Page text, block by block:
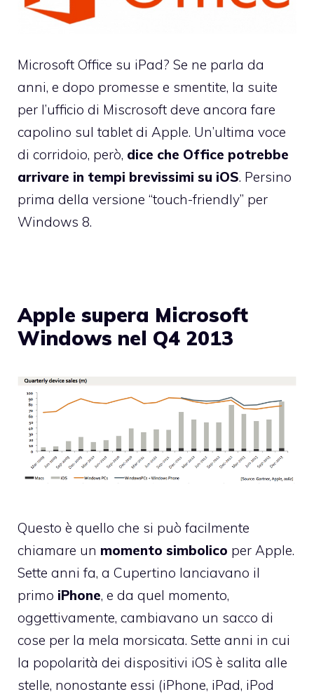
Microsoft Office su iPad? Se ne parla da
anni, e dopo promesse e smentite, la suite
per l’ufficio di Miscrosoft deve ancora fare
capolino sul tablet di Apple. Un’ultima voce
di corridoio, però, dice che Office potrebbe
arrivare in tempi brevissimi su iOS. Persino
prima della versione “touch-friendly” per
Windows 8.
Apple supera Microsoft
Windows nel Q4 2013
Questo è quello che si può facilmente
chiamare un momento simbolico per Apple.
Sette anni fa, a Cupertino lanciavano il
primo iPhone, e da quel momento,
oggettivamente, cambiavano un sacco di
cose per la mela morsicata. Sette anni in cui
la popolarità dei dispositivi iOS è salita alle
stelle, nonostante essi (iPhone, iPad, iPod